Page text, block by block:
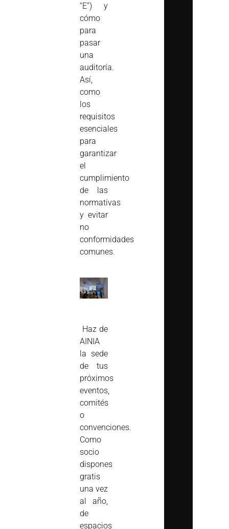
“E”) y
cómo
para
pasar
una
auditoría.
Así,
como
los
requisitos
esenciales
para
garantizar
el
cumplimiento
de las
normativas
y evitar
no
conformidades
comunes.
Haz de
AINIA
la sede
de tus
próximos
eventos,
comités
o
convenciones.
Como
socio
dispones
gratis
una vez
al año,
de
espacios